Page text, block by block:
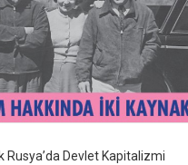
Rusya’da Devlet Kapitalizmi